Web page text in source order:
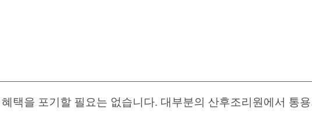
택을 포기할 필요는 없습니다. 대부분의 산후조리원에서 통